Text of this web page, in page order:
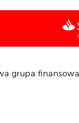
grupa finansowa